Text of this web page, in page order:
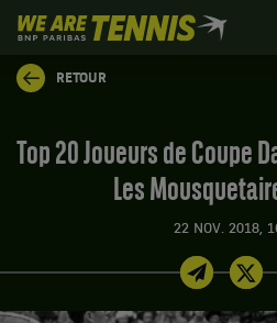
We
are
Tennis
by
Accueil
RETOUR
Top 20 Joueurs de Coupe Davis par BNP Paribas :
Les
22 NOV. 2018,